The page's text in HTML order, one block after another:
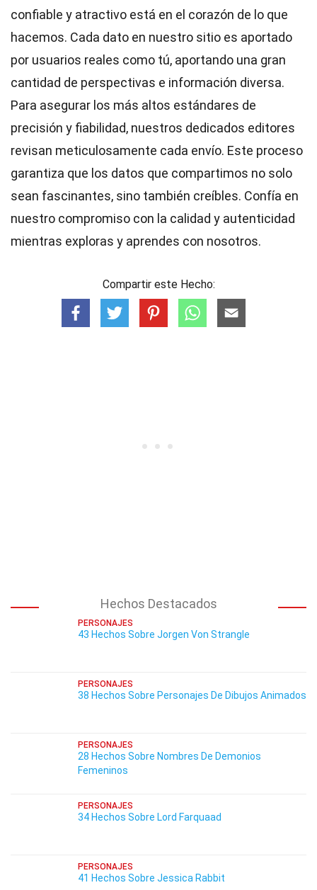
confiable y atractivo está en el corazón de lo que
hacemos. Cada dato en nuestro sitio es aportado
por usuarios reales como tú, aportando una gran
cantidad de perspectivas e información diversa.
Para asegurar los más altos estándares de
precisión y fiabilidad, nuestros dedicados editores
revisan meticulosamente cada envío. Este proceso
garantiza que los datos que compartimos no solo
sean fascinantes, sino también creíbles. Confía en
nuestro compromiso con la calidad y autenticidad
mientras exploras y aprendes con nosotros.
Compartir este Hecho:
Hechos Destacados
PERSONAJES
43 Hechos Sobre Jorgen Von Strangle
PERSONAJES
38 Hechos Sobre Personajes De Dibujos Animados
PERSONAJES
28 Hechos Sobre Nombres De Demonios
Femeninos
PERSONAJES
34 Hechos Sobre Lord Farquaad
PERSONAJES
41 Hechos Sobre Jessica Rabbit